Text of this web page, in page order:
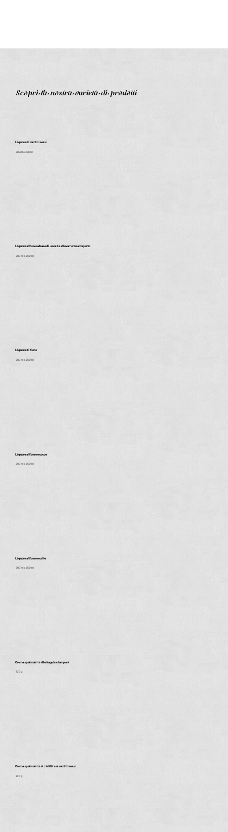
Scopri la nostra varietà di prodotti
Liquore di mirtilli rossi
500ml o 200ml
Liquore all'uovo a base di uova da allevamento all'aperto
500 ml o 200 ml
Liquore di fieno
500 ml o 200 ml
Liquore all'uovo e cocco
500 ml o 200 ml
Liquore all'uovo e caffè
500 ml o 200 ml
Crema spalmabile alle fragole e lamponi
220 g
Crema spalmabile ai mirtilli e ai mirtilli rossi
220 g